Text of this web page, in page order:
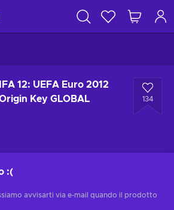
12: UEFA Euro 2012
Key GLOBAL
134
:(
avvisarti via e-mail quando il prodotto